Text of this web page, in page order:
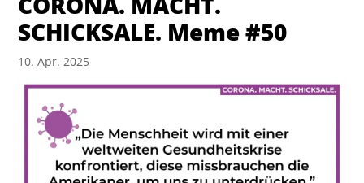
SCHICKSALE. Meme #50
10. Apr. 2025